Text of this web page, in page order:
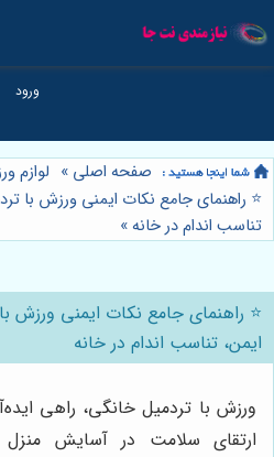
صفحه اصلی » لوازم
⭐️ راهنمای جامع نکات ایمنی ورزش با
تناسب اندام در خانه»
⭐️ راهنمای جامع نکات ایمنی ورزش
ایمن، تناسب اندام در خانه
ورزش با تردمیل خانگی، راهی
ارتقای سلامت در آسایش